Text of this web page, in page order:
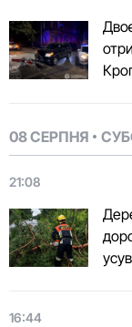
08 СЕРПНЯ
21:08
16:44